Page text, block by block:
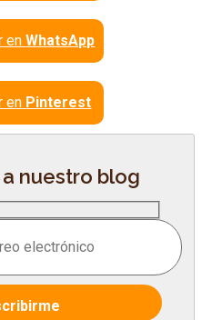
enWhatsApp
en Pinterest
nuestro blog